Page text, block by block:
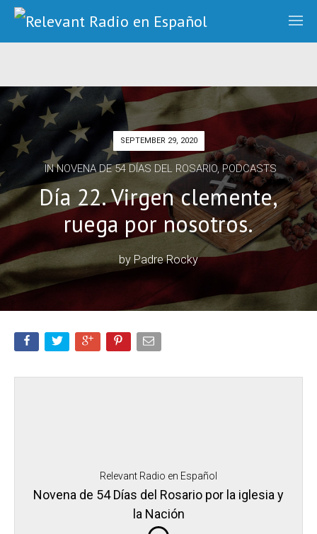
SEPTEMBER 29, 2020
INNOVENA DE 54 DÍAS DEL ROSARIO, PODCASTS
Día 22. Virgen clemente,
ruega por nosotros.
byPadre Rocky
Relevant Radio en Español
Novena de 54 Días del Rosario por la iglesia y
la Nación